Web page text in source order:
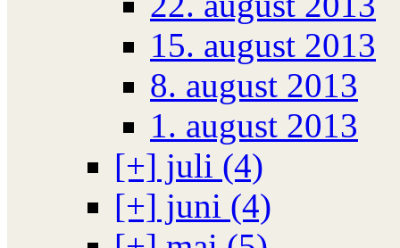
15. august 2013
8. august 2013
1. august 2013
[+] juli (4)
[+] juni (4)